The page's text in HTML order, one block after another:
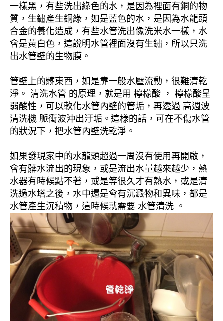
一樣黑，有些洗出綠色的水，是因為裡面有銅的物
質，生鏽產生銅綠，如是藍色的水，是因為水龍頭
合金的養化造成，有些水管洗出像洗米水一樣，水
會是黃白色，這說明水管裡面沒有生鏽，所以只洗
出水管壁的生物膜。
管壁上的髒東西，如是靠一般水壓流動，很難清乾
淨。 清洗水管 的原理，就是用 檸檬酸 ， 檸檬酸呈
弱酸性，可以軟化水管內壁的管垢，再透過 高週波
清洗機 脈衝波沖出汙垢。這樣的話，可在不傷水管
的狀況下，把水管內壁洗乾淨。
如果發現家中的水龍頭超過一周沒有使用再開啟，
會有髒水流出的現象，或是流出水量越來越少，熱
水器有時候點不著，或是等很久才有熱水，或是清
洗過水塔之後，水中還是會有沉澱物和異味，都是
水管產生沉積物，這時候就需要 水管清洗 。